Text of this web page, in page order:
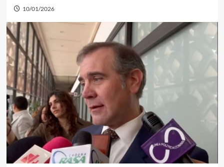
10/01/2026